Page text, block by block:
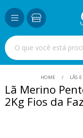
HOME LÃS
Lã Merino
2Kg Fios da